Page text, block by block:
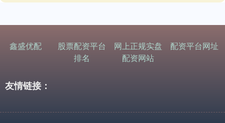
鑫盛优配
股票配资平台
排名
网上正规实盘
配资网站
配资平台网址
友情链接：